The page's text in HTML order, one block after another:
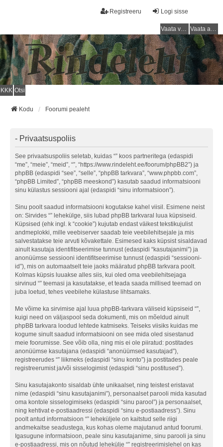
Logi sisse
Registreeru
Vaata vastamata teemasi Vaata aktiivseid teemasid
KKK Otsi
Kodu Foorumi pealeht
- Privaatsuspoliis
See privaatsuspoliis seletab, kuidas “” koos partneritega (edaspidi
“me”, “meie”, “meid”, “”, “https://www.rindeleht.ee/foorum/phpBB2”) ja
phpBB (edaspidi “see”, “selle”, “phpBB tarkvara”, “www.phpbb.com”,
“phpBB Limited”, “phpBB meeskond”) kasutab saadud informatsiooni
sinu külastus sessiooni ajal (edaspidi “sinu informatsioon”).
Sinu poolt saadud informatsiooni kogutakse kahel viisil. Esimene neist
on: Sirvides “” lehekülge, siis lubad phpBB tarkvaral luua küpsiseid.
Küpsised (ehk ingl. k “cookie”) kujutab endast väikest tekstikujulist
andmeplokki, mille veebiserver saadab teie veebilehitsejale ja mis
salvestatakse teie arvuti kõvakettale. Esimesed kaks küpsist sisaldavad
ainult kasutaja identifitseerimise tunnust (edaspidi “kasutajanimi”) ja
anonüümse sessiooni identifitseerimise tunnust (edaspidi “sessiooni-
id”), mis on automaatselt teie jaoks määratud phpBB tarkvara poolt.
Kolmas küpsis luuakse alles siis, kui oled oma veebilehitsejaga
sirvinud “” teemasi ja kasutatakse, et teada saada millised teemad on
juba loetud, tehes veebilehe külastuse lihtsamaks.
Me võime ka sirvimise ajal luua phpBB-tarkvara väliseid küpsiseid “”,
kuigi need on väljaspool seda dokumenti, mis on mõeldud ainult
phpBB tarkvara loodud lehtede katmiseks. Teiseks viisiks kuidas me
kogume sinult saadud informatsiooni on see mida oled sisestanud
meie foorumisse. See võib olla, ning mis ei ole piiratud: postitades
anonüümse kasutajana (edaspidi “anonüümsed kasutajad”),
registreerudes “” liikmeks (edaspidi “sinu konto”) ja postitades peale
registreerumist ja/või sisselogimist (edaspidi “sinu postitused”).
Sinu kasutajakonto sisaldab ühte unikaalset, ning teistest eristavat
nime (edaspidi “sinu kasutajanimi”), personaalset parooli mida kasutad
oma kontole sisselogimiseks (edaspidi “sinu parool”) ja personaalset,
ning kehtivat e-postiaadressi (edaspidi “sinu e-postiaadress”). Sinu
poolt antud informatsioon “” leheküljele on kaitstud selle riigi
andmekaitse seadustega, kus kohas oleme majutanud antud foorumi.
Igasugune informatsioon, peale sinu kasutajanime, sinu parooli ja sinu
e-postiaadressi, mis on nõutud lehekülje “” registreerimislehel on kas